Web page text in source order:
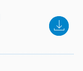
File